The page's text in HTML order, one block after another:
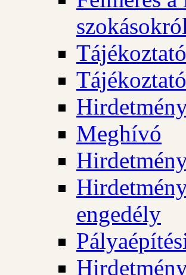
Tájékoztató
Tájékoztató
Meghívó
engedély